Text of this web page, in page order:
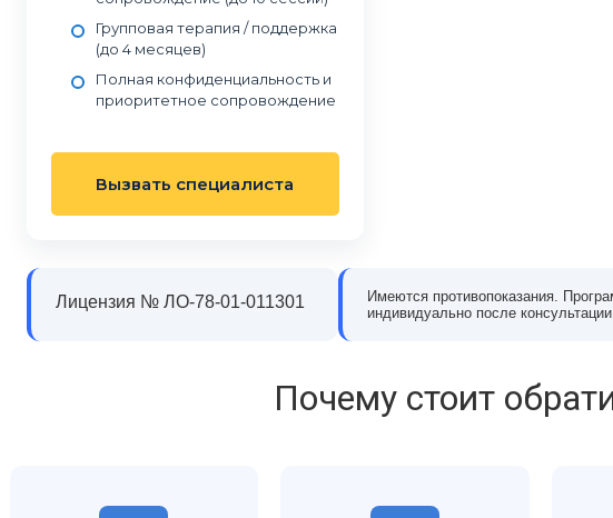
«Станция Жизни», когда понял, что алкоголь
полностью контролирует мою жизнь. Было
страшно и стыдно, но на консультации эти
чувства быстро ушли. Врач внимательно
выслушал, объяснил, что со мной происходит,
почувствовал ясную голову и уверенность,
что могу жить трезво. Благодарен клинике за
Алексей Морозов
«Станция Жизни» из-за зависимости сына от
наркотиков. Мы были в отчаянии и не
нас выслушали, подробно рассказали о
лечении и реабилитации, поддержали и
клиника дала нам надежду и шанс всё
Екатерина Литвинова
Групповая терапия / поддержка
(до 4 месяцев)
Полная конфиденциальность и
приоритетное сопровождение
Вызвать специалиста
Лицензия № ЛО-78-01-011301
Имеются противопоказания.
индивидуально после
Почему стоит